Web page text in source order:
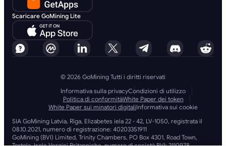
Scaricare GoMining Lite
© 2026 GoMining Tutti i diritti riservati
Informativa sulla privacyCondizioni di utilizzo
Politica di conformitàWhite Paper dei token
White Paper sui minatori digitaliInformativa sui cookie
SIA GoMining Latvia, Rīga, Elizabetes iela 22 - 42, LV-1050, registrata il
08.10.2021, numero di registrazione: 40203351911
GoMining (BVI) Limited, Trinity Chambers, PO Box 4301, Road Town,